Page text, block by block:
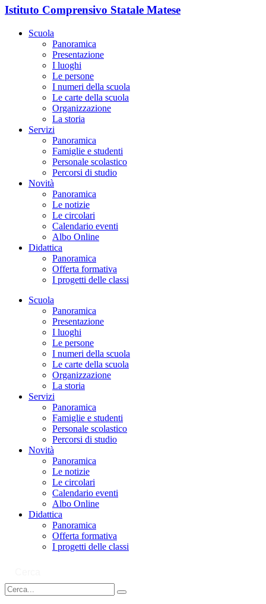
Istituto Comprensivo Statale Matese
Scuola
Panoramica
Presentazione
I luoghi
Le persone
I numeri della scuola
Le carte della scuola
Organizzazione
La storia
Servizi
Panoramica
Famiglie e studenti
Personale scolastico
Percorsi di studio
Novità
Panoramica
Le notizie
Le circolari
Calendario eventi
Albo Online
Didattica
Panoramica
Offerta formativa
I progetti delle classi
Scuola
Panoramica
Presentazione
I luoghi
Le persone
I numeri della scuola
Le carte della scuola
Organizzazione
La storia
Servizi
Panoramica
Famiglie e studenti
Personale scolastico
Percorsi di studio
Novità
Panoramica
Le notizie
Le circolari
Calendario eventi
Albo Online
Didattica
Panoramica
Offerta formativa
I progetti delle classi